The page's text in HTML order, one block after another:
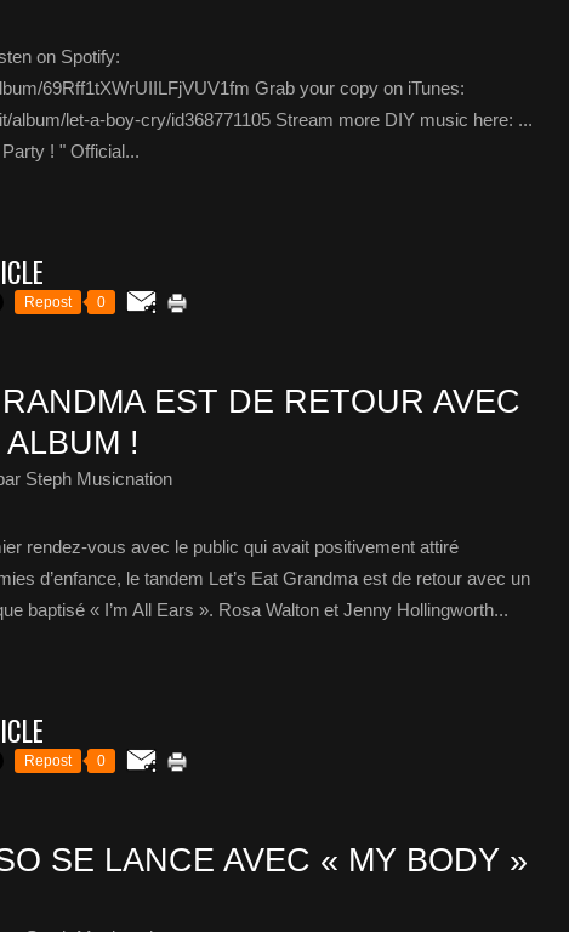
on Spotify:
69Rff1tXWrUIILFjVUV1fm Grab your copy on iTunes:
album/let-a-boy-cry/id368771105 Stream more DIY music here: ...
! " Official...
Repost 0
EST DE RETOUR AVEC
!
Steph Musicnation
rendez-vous avec le public qui avait positivement attiré
d’enfance, le tandem Let’s Eat Grandma est de retour avec un
baptisé « I’m All Ears ». Rosa Walton et Jenny Hollingworth...
Repost 0
SE LANCE AVEC « MY BODY »